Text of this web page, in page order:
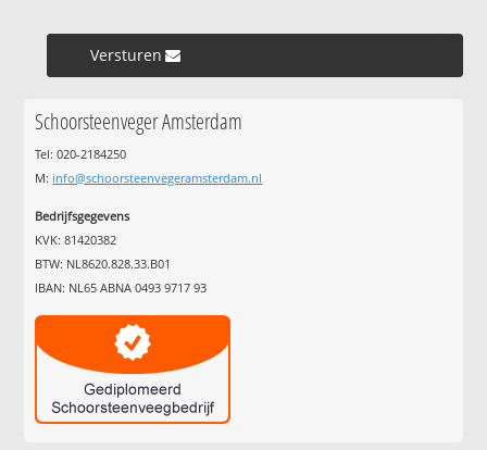
Versturen »
Schoorsteenveger Amsterdam
Tel: 020-2184250
M: info@schoorsteenvegeramsterdam.nl
Bedrijfsgegevens
KVK: 81420382
BTW: NL8620.828.33.B01
IBAN: NL65 ABNA 0493 9717 93